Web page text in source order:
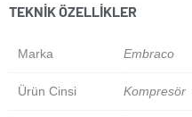
TEKNIK ÖZELLIKLER
Marka Embraco
Ürün Cinsi Kompresör